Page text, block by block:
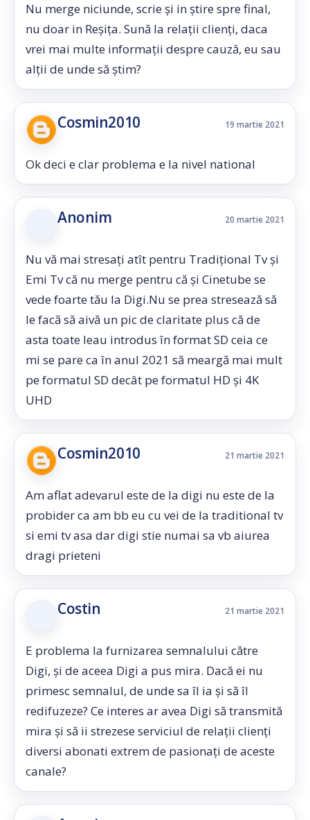
Nu merge niciunde, scrie și in știre spre final,
nu doar in Reșița. Sună la relații clienți, daca
vrei mai multe informații despre cauză, eu sau
alții de unde să știm?
Cosmin2010 19 martie 2021
Ok deci e clar problema e la nivel national
Anonim 20 martie 2021
Nu vă mai stresați atît pentru Tradițional Tv și
Emi Tv că nu merge pentru că și Cinetube se
vede foarte tău la Digi.Nu se prea stresează să
le facă să aivă un pic de claritate plus că de
asta toate leau introdus în format SD ceia ce
mi se pare ca în anul 2021 să meargă mai mult
pe formatul SD decât pe formatul HD și 4K
UHD
Cosmin2010 21 martie 2021
Am aflat adevarul este de la digi nu este de la
probider ca am bb eu cu vei de la traditional tv
si emi tv asa dar digi stie numai sa vb aiurea
dragi prieteni
Costin 21 martie 2021
E problema la furnizarea semnalului către
Digi, și de aceea Digi a pus mira. Dacă ei nu
primesc semnalul, de unde sa îl ia și să îl
redifuzeze? Ce interes ar avea Digi să transmită
mira și să ii strezese serviciul de relații clienți
diversi abonati extrem de pasionați de aceste
canale?